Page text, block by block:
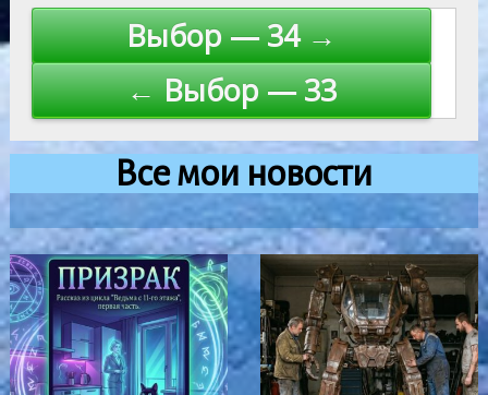
Навигация
по
записям
Выбор — 34 →
← Выбор — 33
Все мои новости